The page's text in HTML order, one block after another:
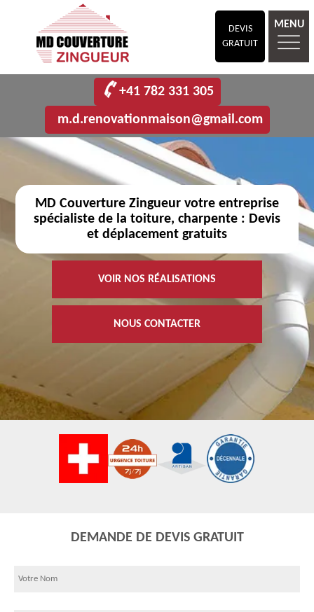
DEVIS
GRATUIT
MENU
+41 782 331 305
m.d.renovationmaison@gmail.com
MD Couverture Zingueur votre entreprise
spécialiste de la toiture, charpente : Devis
et déplacement gratuits
VOIR NOS RÉALISATIONS
NOUS CONTACTER
DEMANDE DE DEVIS GRATUIT